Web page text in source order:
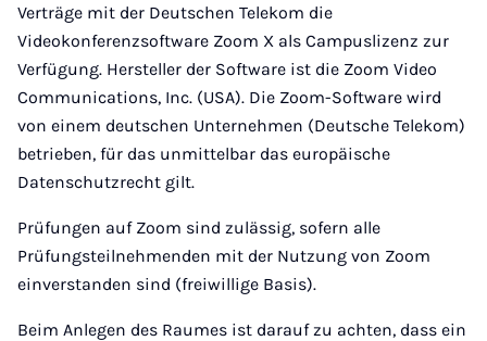
Verträge mit der Deutschen Telekom die
Videokonferenzsoftware Zoom X als Campuslizenz zur
Verfügung. Hersteller der Software ist die Zoom Video
Communications, Inc. (USA). Die Zoom-Software wird
von einem deutschen Unternehmen (Deutsche Telekom)
betrieben, für das unmittelbar das europäische
Datenschutzrecht gilt.
Prüfungen auf Zoom sind zulässig, sofern alle
Prüfungsteilnehmenden mit der Nutzung von Zoom
einverstanden sind (freiwillige Basis).
Beim Anlegen des Raumes ist darauf zu achten, dass ein